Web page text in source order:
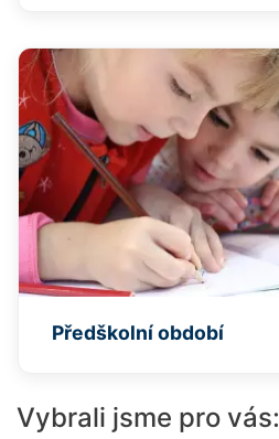
Předškolní období
Vybrali jsme pro vás: